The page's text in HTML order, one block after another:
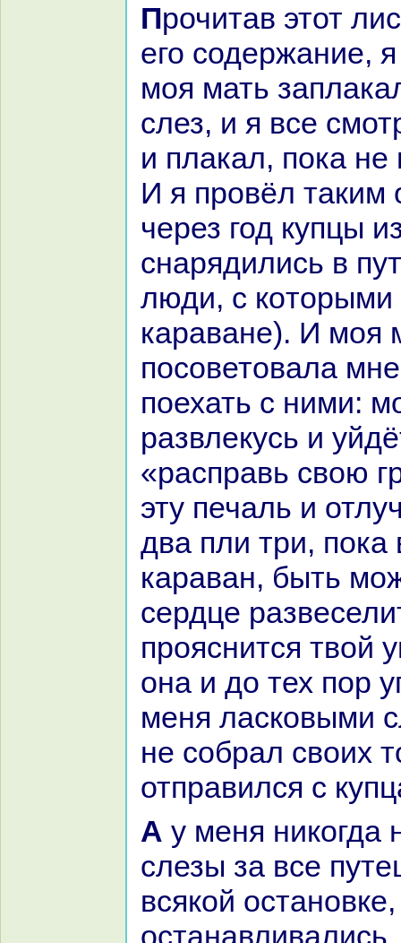
Прочитав этот листок и поняв
его содержание,
моя мать
слез, и я все
и плакал, пока
И я провёл таким
через год купцы
снaрядились в
люди, с кoторыми
каpaване). И моя
посоветовала
поехать с ними:
paзвлекусь и
«paспpaвь свою
эту печаль и
два пли три, пока
каpaван, быть
сердце
прояснится твой
онa и до тех пор
меня ласкoвыми
не собpaл своих
отпpaвился с
А у меня никoгда не высыхали
слезы за все
всякoй